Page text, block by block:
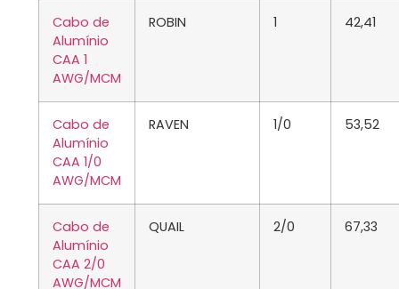
Cabo de
Alumínio
CAA 1
AWG/MCM
ROBIN 1 42,41
Cabo de
Alumínio
CAA 1/0
AWG/MCM
RAVEN 1/0 53,52
Cabo de
Alumínio
CAA 2/0
AWG/MCM
QUAIL 2/0 67,33